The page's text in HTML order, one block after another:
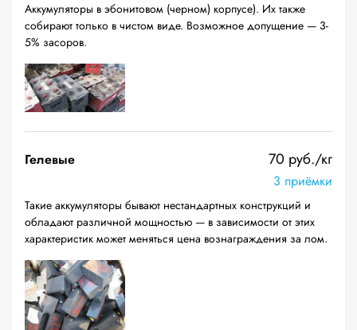
Аккумуляторы в эбонитовом (черном) корпусе). Их также
собирают только в чистом виде. Возможное допущение — 3-
5% засоров.
Гелевые 70 руб./кг
3 приёмки
Такие аккумуляторы бывают нестандартных конструкций и
обладают различной мощностью — в зависимости от этих
характеристик может меняться цена вознаграждения за лом.